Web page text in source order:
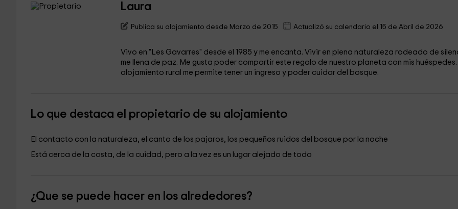
Laura
Publica su alojamiento desde Marzo de 2015 Actualizó su calendario el 15 de Abril de 2026
Vivo en "Les Gavarres" desde el 1985 y me encanta. Vivir en plena naturaleza rodeado de
me llena de paz. Me gusta poder compartir este regalo de nuestro planeta con mis huéspedes.
alojamiento rural me permite tener un ingreso y poder cuidar del bosque.
Lo que destaca el propietario de su alojamiento
El contacto con la naturaleza, el canto de los pajaros, los pequeños ruidos del bosque por la noche
Está cerca de la costa, de la cuidad, pero a la vez es un lugar alejado de todo
¿Que se puede hacer en los alrededores?